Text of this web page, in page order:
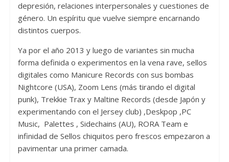
depresión, relaciones interpersonales y cuestiones de
género. Un espíritu que vuelve siempre encarnando
distintos cuerpos.
Ya por el año 2013 y luego de variantes sin mucha
forma definida o experimentos en la vena rave, sellos
digitales como Manicure Records con sus bombas
Nightcore (USA), Zoom Lens (más tirando el digital
punk), Trekkie Trax y Maltine Records (desde Japón y
experimentando con el Jersey club) ,Deskpop ,PC
Music, Palettes , Sidechains (AU), RORA Team e
infinidad de Sellos chiquitos pero frescos empezaron a
pavimentar una primer camada.